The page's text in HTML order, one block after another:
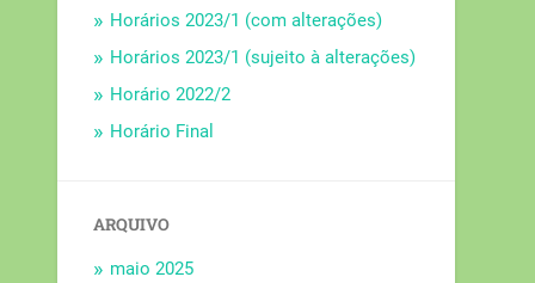
Horários 2023/1 (com alterações)
Horários 2023/1 (sujeito à alterações)
Horário 2022/2
Horário Final
ARQUIVO
maio 2025